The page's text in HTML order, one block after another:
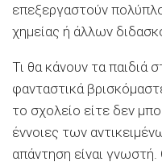
επεξεργαστούν
χημείας ή άλλων
Τι θα κάνουν τα παιδιά
φανταστικά
το σχολείο είτε δεν
έννοιες των
απάντηση είναι